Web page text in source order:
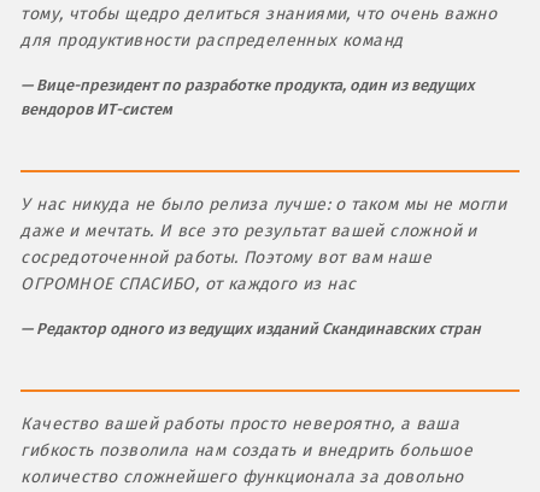
тому, чтобы щедро делиться знаниями, что очень важно
для продуктивности распределенных команд
Вице-президент по разработке продукта, один из ведущих
вендоров ИТ-систем
У нас никуда не было релиза лучше: о таком мы не могли
даже и мечтать. И все это результат вашей сложной и
сосредоточенной работы. Поэтому вот вам наше
ОГРОМНОЕ СПАСИБО, от каждого из нас
Редактор одного из ведущих изданий Скандинавских стран
Качество вашей работы просто невероятно, а ваша
гибкость позволила нам создать и внедрить большое
количество сложнейшего функционала за довольно